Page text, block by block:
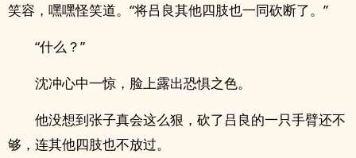
笑容，嘿嘿怪笑道。“将吕良其他四肢也一同砍断了。”
“什么？”
沈冲心中一惊，脸上露出恐惧之色。
他没想到张子真会这么狠，砍了吕良的一只手臂还不
够，连其他四肢也不放过。